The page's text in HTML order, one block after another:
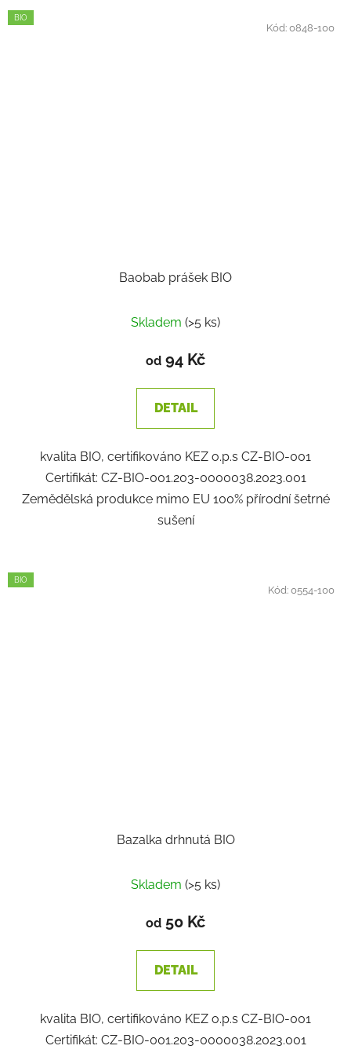
BIO
Baobab prášek BIO
Skladem (>5 ks)
od 94 Kč
DETAIL
kvalita BIO, certifikováno KEZ o.p.s CZ-BIO-001
Certifikát: CZ-BIO-001.203-0000038.2023.001
Zemědělská produkce mimo EU 100% přírodní šetrné
sušení
Kód:0848-100
BIO
Bazalka drhnutá BIO
Skladem (>5 ks)
od 50 Kč
DETAIL
kvalita BIO, certifikováno KEZ o.p.s CZ-BIO-001
Certifikát: CZ-BIO-001.203-0000038.2023.001
Kód:0554-100